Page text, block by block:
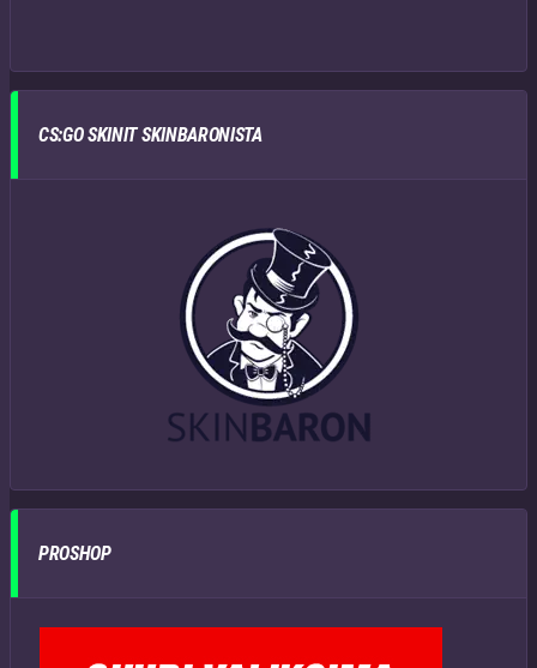
CS:GO SKINIT SKINBARONISTA
PROSHOP